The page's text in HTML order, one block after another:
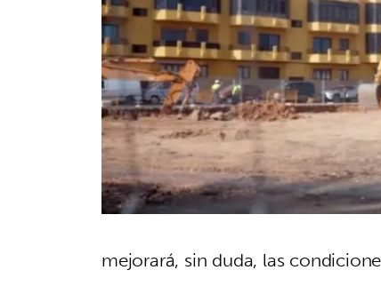
mejorará, sin duda, las